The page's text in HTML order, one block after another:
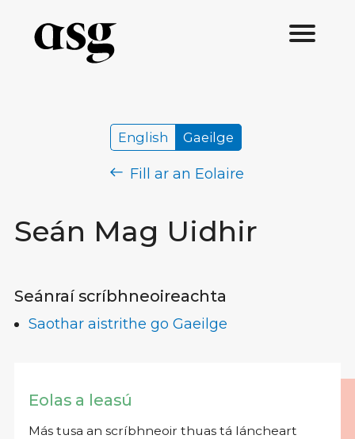
Seán Mag Uidhir
English Gaeilge
Fill ar an Eolaire
Seánraí scríbhneoireachta
Saothar aistrithe go Gaeilge
Eolas a leasú
Más tusa an scríbhneoir thuas tá láncheart